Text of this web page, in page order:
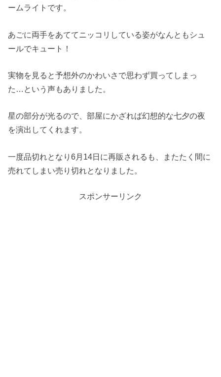
ームライトです。
あごに両手をあててニッコリしている姿がなんともシュ
ールでキュート！
実物を見ると予想外のかわいさで思わず買ってしまっ
た…という声もありました。
星の部分が光るので、部屋にかざれば幻想的な七夕の夜
を演出してくれます。
一度品切れとなり6月14日に再販されるも、またたく間に
売れてしまい売り切れとなりました。
スポンサーリンク